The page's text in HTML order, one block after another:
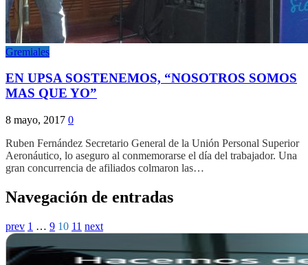
Gremiales
EN UPSA SOSTENEMOS, “NOSOTROS SOMOS
MAS QUE YO”
8 mayo, 2017 0
Ruben Fernández Secretario General de la Unión Personal Superior
Aeronáutico, lo aseguro al conmemorarse el día del trabajador. Una
gran concurrencia de afiliados colmaron las…
Navegación de entradas
prev 1 … 9 10 11 next